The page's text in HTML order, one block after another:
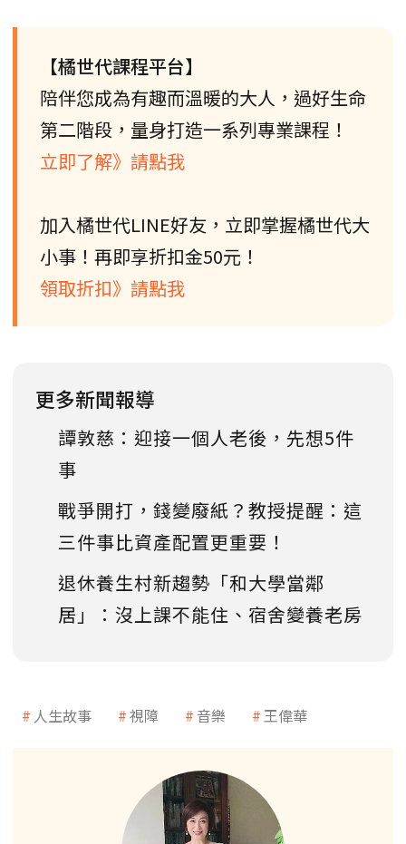
【橘世代課程平台】
陪伴您成為有趣而溫暖的大人，過好生命
第二階段，量身打造一系列專業課程！
立即了解》請點我
加入橘世代LINE好友，立即掌握橘世代大
小事！再即享折扣金50元！
領取折扣》請點我
更多新聞報導
譚敦慈：迎接一個人老後，先想5件
事
戰爭開打，錢變廢紙？教授提醒：這
三件事比資產配置更重要！
退休養生村新趨勢「和大學當鄰
居」：沒上課不能住、宿舍變養老房
人生故事 視障 音樂 王偉華